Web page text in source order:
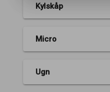
Kylskåp
Micro
Ugn